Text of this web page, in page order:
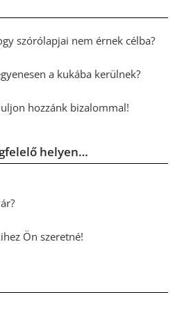
szórólapjai nem érnek célba?
a kukába kerülnek?
hozzánk bizalommal!
helyen…
Ön szeretné!